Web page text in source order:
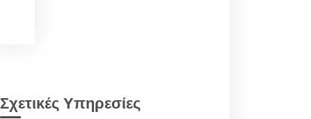
Σχετικές Υπηρεσίες